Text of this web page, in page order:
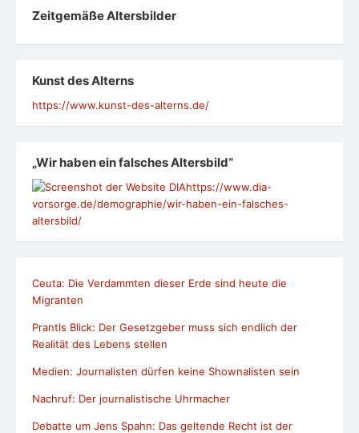
Zeit­ge­mäße Alters­bil­der
Kunst des Alterns
https://www.kunst-des-alterns.de/
„Wir haben ein falsches Altersbild“
https://www.dia-
vorsorge.de/demographie/wir-haben-ein-falsches-
altersbild/
Ceuta: Die Verdammten dieser Erde sind heute die
Migranten
Prantls Blick: Der Gesetzgeber muss sich endlich der
Realität des Lebens stellen
Medien: Journalisten dürfen keine Shownalisten sein
Nachruf: Der journalistische Uhrmacher
Debatte um Jens Spahn: Das geltende Recht ist der